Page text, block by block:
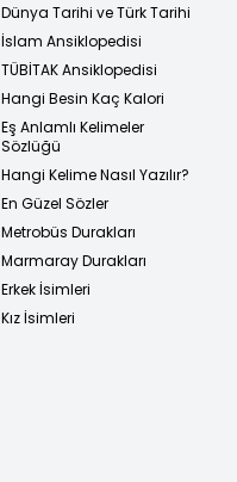
Dünya Tarihi ve Türk Tarihi
İslam Ansiklopedisi
TÜBİTAK Ansiklopedisi
Hangi Besin Kaç Kalori
Eş Anlamlı Kelimeler
Sözlüğü
Hangi Kelime Nasıl Yazılır?
En Güzel Sözler
Metrobüs Durakları
Marmaray Durakları
Erkek İsimleri
Kız İsimleri